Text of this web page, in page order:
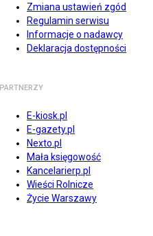
Zmiana ustawień zgód
Regulamin serwisu
Informacje o nadawcy
Deklaracja dostępności
PARTNERZY
E-kiosk.pl
E-gazety.pl
Nexto.pl
Mała księgowość
Kancelarierp.pl
Wieści Rolnicze
Życie Warszawy